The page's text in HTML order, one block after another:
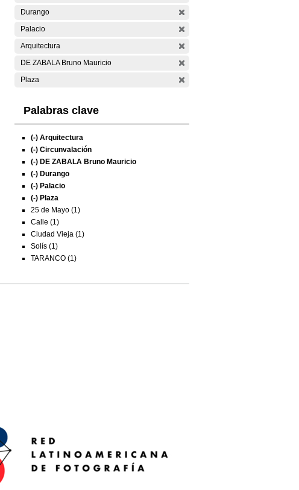
Durango
Palacio
Arquitectura
DE ZABALA Bruno Mauricio
Plaza
Palabras clave
(-) Arquitectura
(-) Circunvalación
(-) DE ZABALA Bruno Mauricio
(-) Durango
(-) Palacio
(-) Plaza
25 de Mayo (1)
Calle (1)
Ciudad Vieja (1)
Solís (1)
TARANCO (1)